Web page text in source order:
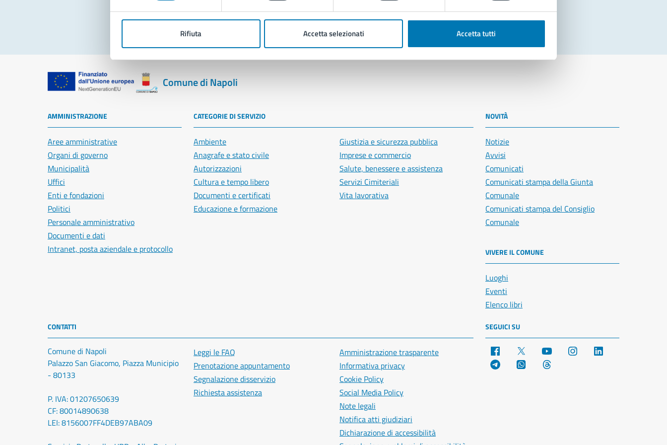
Rifiuta Accetta selezionati Accetta tutti
Segnala disservizio
Comune di Napoli
AMMINISTRAZIONE
Aree amministrative
Organi di governo
Municipalità
Uffici
Enti e fondazioni
Politici
Personale amministrativo
Documenti e dati
Intranet, posta aziendale e protocollo
CATEGORIE DI SERVIZIO
Ambiente
Anagrafe e stato civile
Autorizzazioni
Cultura e tempo libero
Documenti e certificati
Educazione e formazione
Giustizia e sicurezza pubblica
Imprese e commercio
Salute, benessere e assistenza
Servizi Cimiteriali
Vita lavorativa
NOVITÀ
Notizie
Avvisi
Comunicati
Comunicati stampa della Giunta
Comunale
Comunicati stampa del Consiglio
Comunale
VIVERE IL COMUNE
Luoghi
Eventi
Elenco libri
CONTATTI
Comune di Napoli
Palazzo San Giacomo, Piazza Municipio
- 80133
P. IVA: 01207650639
CF: 80014890638
LEI: 8156007FF4DEB97ABA09
Leggi le FAQ
Prenotazione appuntamento
Segnalazione disservizio
Richiesta assistenza
Amministrazione trasparente
Informativa privacy
Cookie Policy
Social Media Policy
Note legali
Notifica atti giudiziari
Dichiarazione di accessibilità
SEGUICI SU
Facebook YouTube Instagram
Telegram WhatsApp